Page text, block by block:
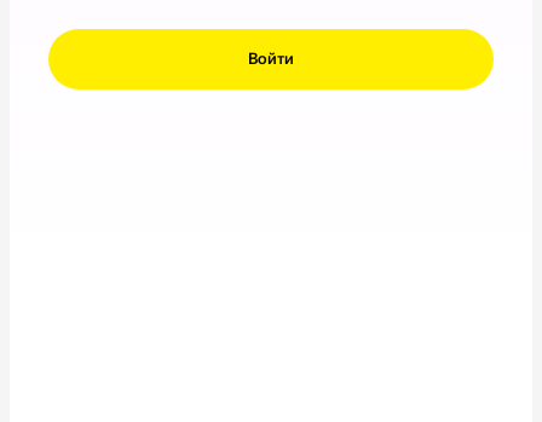
Войти